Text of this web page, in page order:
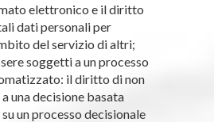
elettronico e il diritto
dati personali per
del servizio di altri;
soggetti a un processo
il diritto di non
una decisione basata
un processo decisionale